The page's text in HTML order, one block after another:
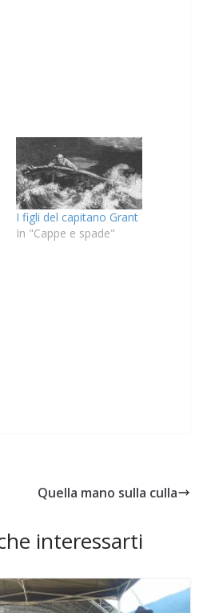
I figli del capitano Grant
In "Cappe e spade"
Quella mano sulla culla
interessarti